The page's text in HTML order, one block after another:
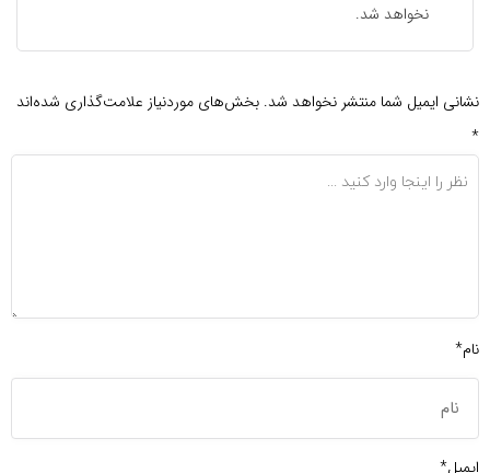
نخواهد شد.
نشانی ایمیل شما منتشر نخواهد شد. بخش‌های موردنیاز علامت‌گذاری شده‌اند
*
نام*
ایمیل*